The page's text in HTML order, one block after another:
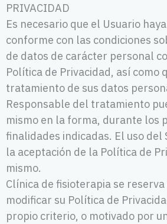
PRIVACIDAD
Es necesario que el Usuario
conforme con las condiciones
de datos de carácter personal
Política de Privacidad, así como
tratamiento de sus datos
Responsable del tratamiento
mismo en la forma, durante los
finalidades indicadas. El uso del
la aceptación de la Política de
mismo.
Clínica de fisioterapia se
modificar su Política de
propio criterio, o motivado por